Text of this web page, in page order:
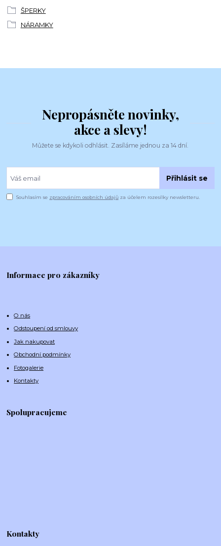
ŠPERKY
NÁRAMKY
Nepropásněte novinky,
akce a slevy!
Můžete se kdykoli odhlásit. Zasíláme jednou za 14 dní.
Přihlásit se
Souhlasím se zpracováním osobních údajů za účelem rozesílky newsletteru.
Informace pro zákazníky
O nás
Odstoupení od smlouvy
Jak nakupovat
Obchodní podmínky
Fotogalerie
Kontakty
Spolupracujeme
Kontakty